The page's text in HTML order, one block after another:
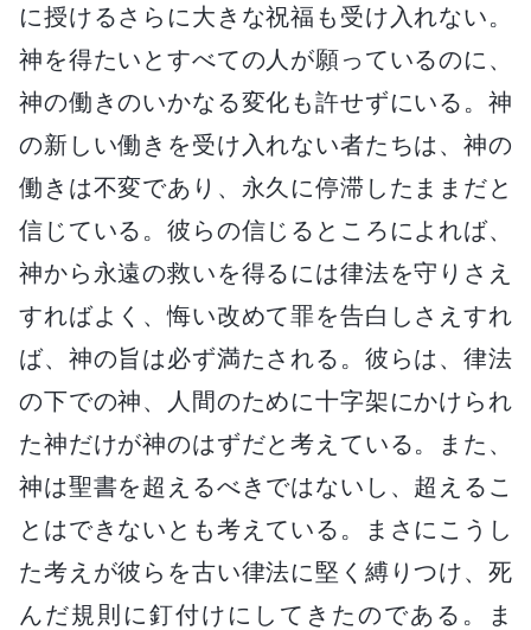
に授けるさらに大きな祝福も受け入れない。
神を得たいとすべての人が願っているのに、
神の働きのいかなる変化も許せずにいる。神
の新しい働きを受け入れない者たちは、神の
働きは不変であり、永久に停滞したままだと
信じている。彼らの信じるところによれば、
神から永遠の救いを得るには律法を守りさえ
すればよく、悔い改めて罪を告白しさえすれ
ば、神の旨は必ず満たされる。彼らは、律法
の下での神、人間のために十字架にかけられ
た神だけが神のはずだと考えている。また、
神は聖書を超えるべきではないし、超えるこ
とはできないとも考えている。まさにこうし
た考えが彼らを古い律法に堅く縛りつけ、死
んだ規則に釘付けにしてきたのである。ま